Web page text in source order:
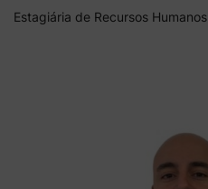
Estagiária de Recursos Humanos